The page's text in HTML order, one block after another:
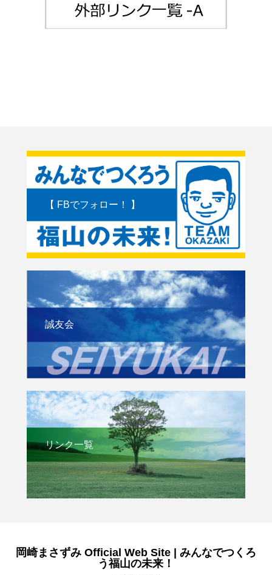
【 FBでフォロー！ 】
誠友会
リンク一覧
岡崎まさずみ Official Web Site | みんなでつくろ
う福山の未来！